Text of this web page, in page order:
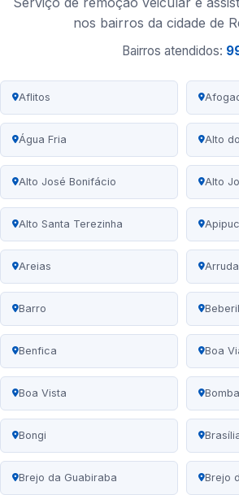
nos bairros da cidade de
Bairros atendidos:
Aflitos
Água Fria Alto
Alto José Bonifácio Alto
Alto Santa Terezinha
Areias Arruda
Barro
Benfica Boa
Boa Vista
Bongi
Brejo da Guabiraba Brejo